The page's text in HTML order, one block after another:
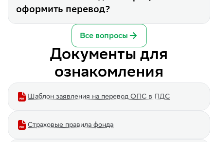
оформить перевод?
Все вопросы
Документы для
ознакомления
Шаблон заявления на перевод ОПС в ПДС
Страховые правила фонда